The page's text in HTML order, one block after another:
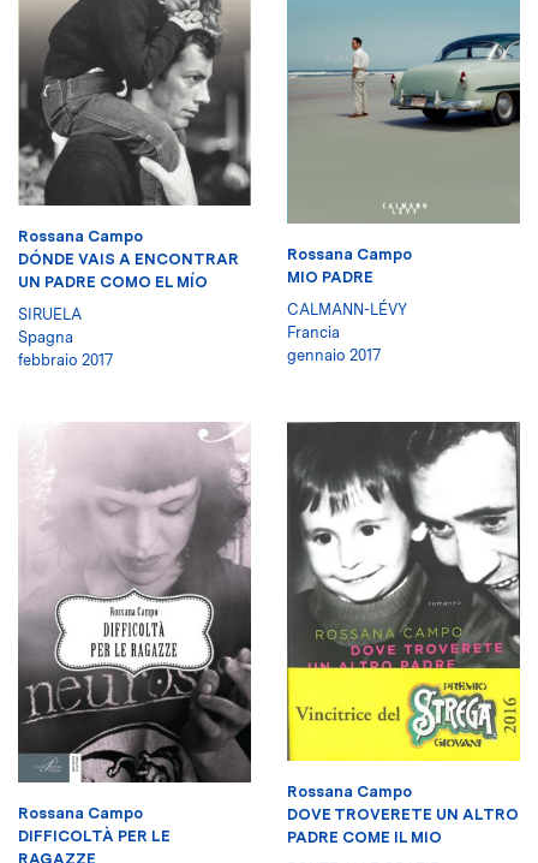
Rossana Campo
DÓNDE VAIS A ENCONTRAR
UN PADRE COMO EL MÍO
SIRUELA
Spagna
febbraio 2017
Rossana Campo
MIO PADRE
CALMANN-LÉVY
Francia
gennaio 2017
Rossana Campo
DIFFICOLTÀ PER LE
RAGAZZE
Rossana Campo
DOVE TROVERETE UN ALTRO
PADRE COME IL MIO